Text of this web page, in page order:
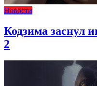
Новости
Кодзима заснул
2